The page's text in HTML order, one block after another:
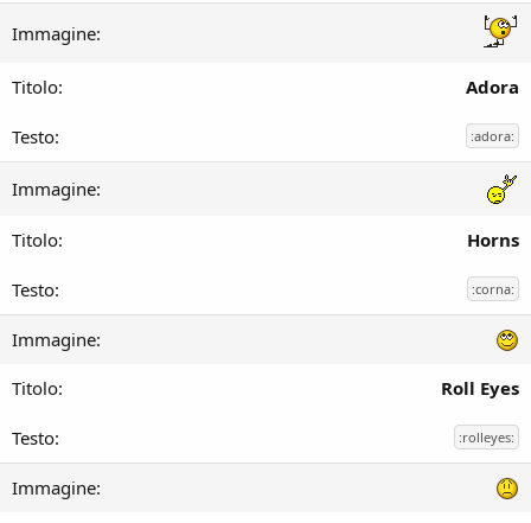
Adora
:adora:
Horns
:corna:
Roll Eyes
:rolleyes: